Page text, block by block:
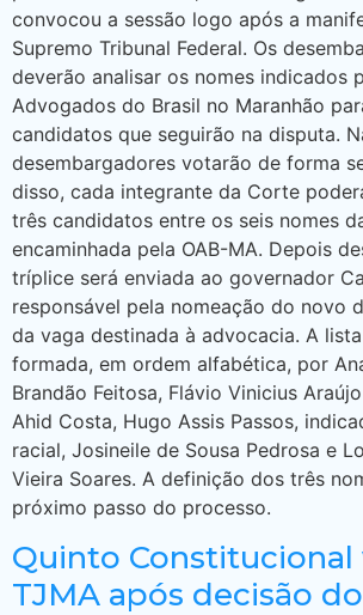
convocou a sessão logo após a
Supremo Tribunal Federal. Os
deverão analisar os nomes indicados
Advogados do Brasil no Maranhão
candidatos que seguirão na disputa.
desembargadores votarão de forma
disso, cada integrante da Corte
três candidatos entre os seis nomes
encaminhada pela OAB-MA. Depois
tríplice será enviada ao governador
responsável pela nomeação do novo
da vaga destinada à advocacia. A
formada, em ordem alfabética, por
Brandão Feitosa, Flávio Vinicius
Ahid Costa, Hugo Assis Passos,
racial, Josineile de Sousa Pedrosa e
Vieira Soares. A definição dos três
próximo passo do processo.
Quinto Constitucional
TJMA após decisão